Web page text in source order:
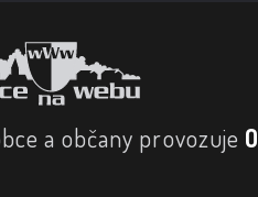
a občany provozuje